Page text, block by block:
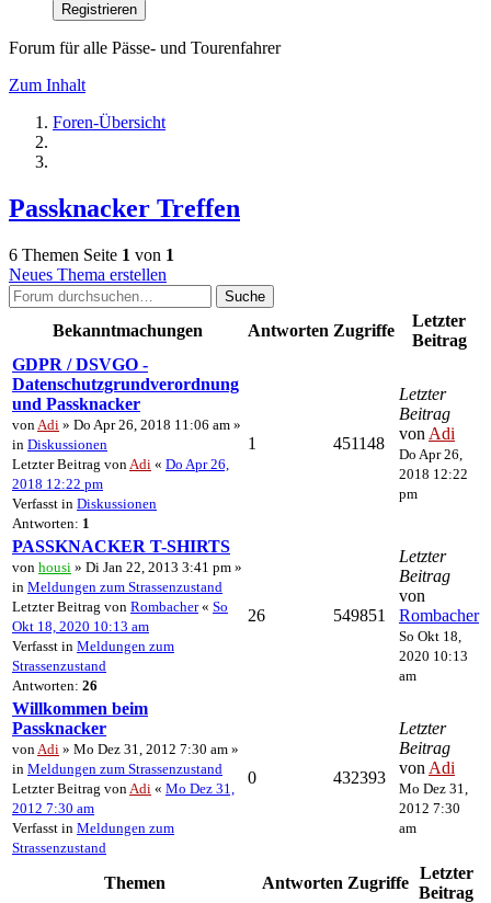
Registrieren
Forum für alle Pässe- und Tourenfahrer
Zum Inhalt
Foren-Übersicht
Passknacker Treffen
6 Themen Seite 1 von 1
Neues Thema erstellen
Suche
Bekanntmachungen Antworten Zugriffe
Letzter
Beitrag
GDPR / DSVGO -
Datenschutzgrundverordnung
und Passknacker
von Adi » Do Apr 26, 2018 11:06 am »
in Diskussionen
Letzter Beitrag von Adi « Do Apr 26,
2018 12:22 pm
Verfasst in Diskussionen
Antworten: 1
1 451148
Letzter
Beitrag
von Adi
Do Apr 26,
2018 12:22
pm
PASSKNACKER T-SHIRTS
von housi » Di Jan 22, 2013 3:41 pm »
in Meldungen zum Strassenzustand
Letzter Beitrag von Rombacher« So
Okt 18, 2020 10:13 am
Verfasst in Meldungen zum
Strassenzustand
Antworten: 26
26 549851
Letzter
Beitrag
von
Rombacher
So Okt 18,
2020 10:13
am
Willkommen beim
Passknacker
von Adi » Mo Dez 31, 2012 7:30 am »
in Meldungen zum Strassenzustand
Letzter Beitrag von Adi « Mo Dez 31,
2012 7:30 am
Verfasst in Meldungen zum
Strassenzustand
0 432393
Letzter
Beitrag
von Adi
Mo Dez 31,
2012 7:30
am
Themen Antworten Zugriffe
Letzter
Beitrag